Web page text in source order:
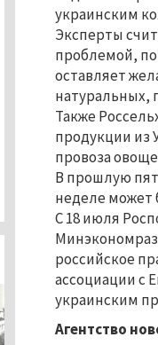
украинским
Эксперты
проблемой,
оставляет
натуральных,
Также
продукции из
провоза
В прошлую
неделе может
С 18 июля
российское
ассоциации с
украинским
Агентство